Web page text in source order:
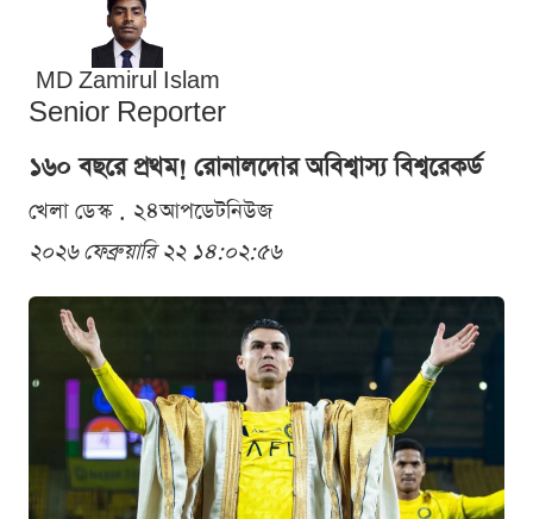
MD Zamirul Islam
Senior Reporter
১৬০ বছরে প্রথম! রোনালদোর অবিশ্বাস্য বিশ্বরেকর্ড
খেলা ডেস্ক . ২৪আপডেটনিউজ
২০২৬ ফেব্রুয়ারি ২২ ১৪:০২:৫৬